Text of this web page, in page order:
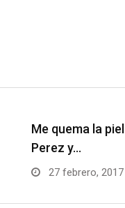
Me quema la
Perez y…
27 febrero, 2017